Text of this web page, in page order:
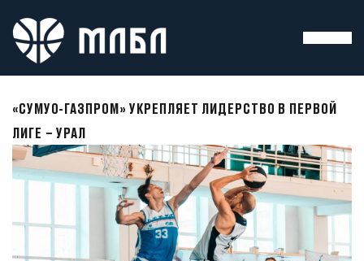
«СУМУО-ГАЗПРОМ» УКРЕПЛЯЕТ ЛИДЕРСТВО В ПЕРВОЙ
ЛИГЕ – УРАЛ